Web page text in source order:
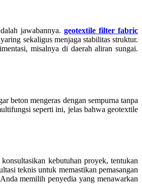
jawabannya.geotextile filter fabric
sekaligus menjaga stabilitas struktur.
misalnya di daerah aliran sungai.
beton mengeras dengan sempurna tanpa
seperti ini, jelas bahwa geotextile
kebutuhan proyek, tentukan
teknis untuk memastikan pemasangan
memilih penyedia yang menawarkan